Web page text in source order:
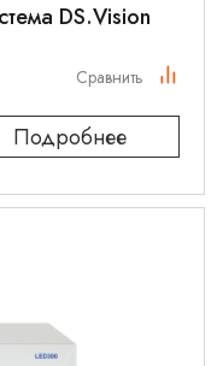
DS.Vision
Подробнее
Сравнить